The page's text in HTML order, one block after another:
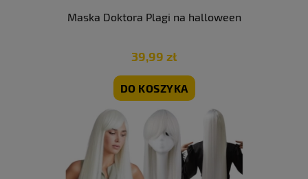
Maska Doktora Plagi na halloween
39,99 zł
DO KOSZYKA